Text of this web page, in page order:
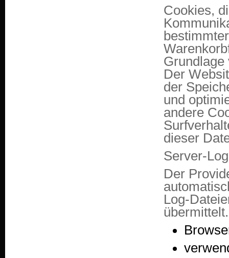
Cookies,
Grundlage
Der
der
und
andere
dieser
Server-
Der
Log-